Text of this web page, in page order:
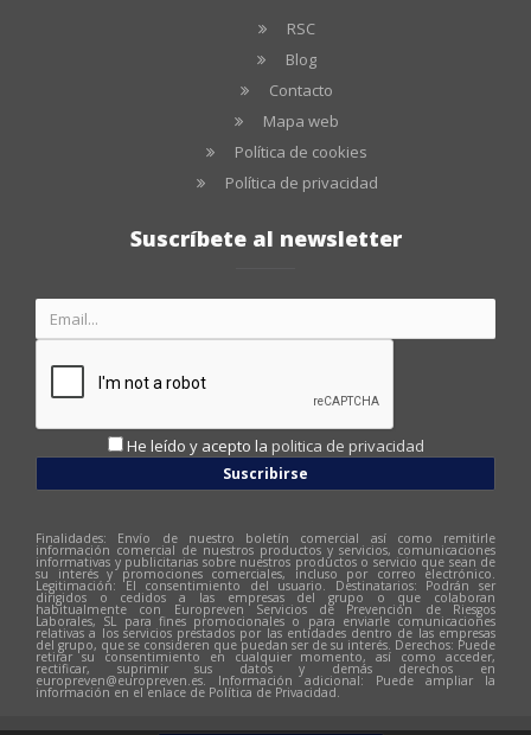
RSC
Blog
Contacto
Mapa web
Política de cookies
Política de privacidad
Suscríbete al newsletter
He leído y acepto la politica de privacidad
Suscribirse
Finalidades: Envío de nuestro boletín comercial así como remitirle
información comercial de nuestros productos y servicios, comunicaciones
informativas y publicitarias sobre nuestros productos o servicio que sean de
su interés y promociones comerciales, incluso por correo electrónico.
Legitimación: El consentimiento del usuario. Destinatarios: Podrán ser
dirigidos o cedidos a las empresas del grupo o que colaboran
habitualmente con Europreven Servicios de Prevención de Riesgos
Laborales, SL para fines promocionales o para enviarle comunicaciones
relativas a los servicios prestados por las entidades dentro de las empresas
del grupo, que se consideren que puedan ser de su interés. Derechos: Puede
retirar su consentimiento en cualquier momento, así como acceder,
rectificar, suprimir sus datos y demás derechos en
europreven@europreven.es. Información adicional: Puede ampliar la
información en el enlace de Política de Privacidad.